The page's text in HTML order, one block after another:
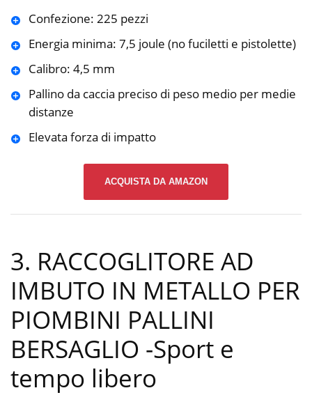
Confezione: 225 pezzi
Energia minima: 7,5 joule (no fuciletti e pistolette)
Calibro: 4,5 mm
Pallino da caccia preciso di peso medio per medie
distanze
Elevata forza di impatto
ACQUISTA DA AMAZON
3. RACCOGLITORE AD
IMBUTO IN METALLO PER
PIOMBINI PALLINI
BERSAGLIO -Sport e
tempo libero